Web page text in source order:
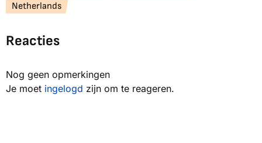
Netherlands
Reacties
Nog geen opmerkingen
Je moet ingelogd zijn om te reageren.